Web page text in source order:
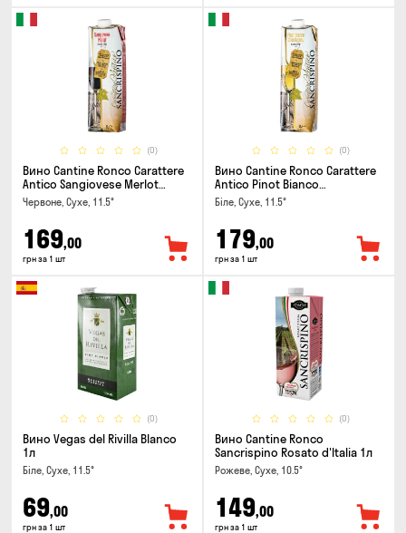
(0)
Вино Cantine Ronco Carattere
Antico Sangiovese Merlot
Rubicone IGT 1л
Червоне, Сухе, 11.5°
169,00
грн за 1 шт
(0)
Вино Cantine Ronco Carattere
Antico Pinot Bianco
Chardonnay Rubicone IGT 1л
Біле, Сухе, 11.5°
179,00
грн за 1 шт
(0)
Вино Vegas del Rivilla Blanco
1л
Біле, Сухе, 11.5°
69,00
грн за 1 шт
(0)
Вино Cantine Ronco
Sancrispino Rosato d'Italia 1л
Рожеве, Сухе, 10.5°
149,00
грн за 1 шт